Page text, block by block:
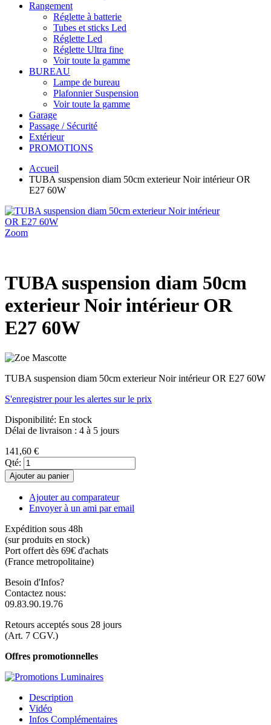
Rangement
Réglette à batterie
Tubes et sticks Led
Réglette Led
Réglette Ultra fine
Voir toute la gamme
BUREAU
Lampe de bureau
Plafonnier Suspension
Voir toute la gamme
Garage
Passage / Sécurité
Extérieur
PROMOTIONS
Accueil
TUBA suspension diam 50cm exterieur Noir intérieur OR
E27 60W
Zoom
TUBA suspension diam 50cm
exterieur Noir intérieur OR
E27 60W
TUBA suspension diam 50cm exterieur Noir intérieur OR E27 60W
S'enregistrer pour les alertes sur le prix
Disponibilité: En stock
Délai de livraison : 4 à 5 jours
141,60 €
Qté:
Ajouter au panier
Ajouter au comparateur
Envoyer à un ami par email
Expédition sous 48h
(sur produits en stock)
Port offert dès 69€ d'achats
(France metropolitaine)
Besoin d'Infos?
Contactez nous:
09.83.90.19.76
Retours acceptés sous 28 jours
(Art. 7 CGV.)
Offres promotionnelles
Description
Vidéo
Infos Complémentaires